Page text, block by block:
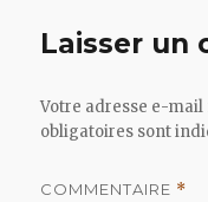
Laisser un
Votre adresse e-mail
obligatoires sont
COMMENTAIRE *